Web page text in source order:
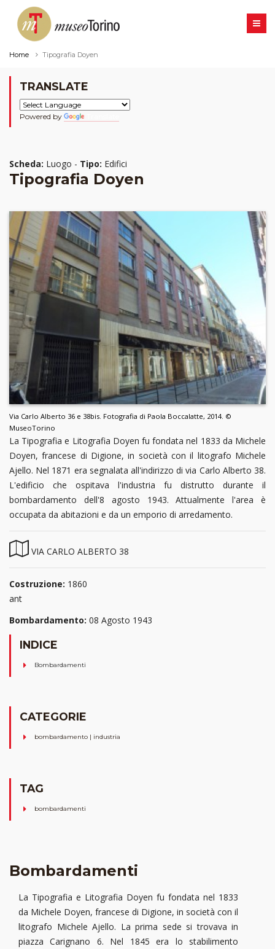
Home Tipografia Doyen
TRANSLATE
Powered by
Scheda: Luogo - Tipo: Edifici
Tipografia Doyen
Via Carlo Alberto 36 e 38bis. Fotografia di Paola Boccalatte, 2014. ©
MuseoTorino
La Tipografia e Litografia Doyen fu fondata nel 1833 da Michele
Doyen, francese di Digione, in società con il litografo Michele
Ajello. Nel 1871 era segnalata all'indirizzo di via Carlo Alberto 38.
L'edificio che ospitava l'industria fu distrutto durante il
bombardamento dell'8 agosto 1943. Attualmente l'area è
occupata da abitazioni e da un emporio di arredamento.
VIA CARLO ALBERTO 38
Costruzione: 1860
ant
Bombardamento: 08 Agosto 1943
INDICE
Bombardamenti
CATEGORIE
bombardamento | industria
TAG
bombardamenti
Bombardamenti
La Tipografia e Litografia Doyen fu fondata nel 1833
da Michele Doyen, francese di Digione, in società con il
litografo Michele Ajello. La prima sede si trovava in
piazza Carignano 6. Nel 1845 era lo stabilimento